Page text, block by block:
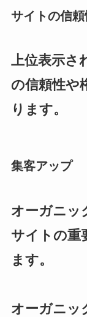
サイトの信
上位表示さ
の信頼性や
ります。
集客アップ
オーガニッ
サイトの重
ます。
オーガニッ